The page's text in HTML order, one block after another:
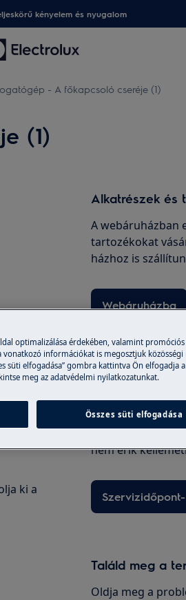
kényelem és nyugalom
- A főkapcsoló cseréje (1)
(1)
ki a
Alkatrészek és
A webáruházban
tartozékokat
házhoz is
Webáruházba
Szakszerviz
Válassza Fix áras
hibabejelentést
ezért a
nem érik
Találd meg a
Oldja meg a
optimalizálása érdekében, valamint
információkat is megosztjuk közösségi
süti elfogadása” gombra kattintva Ön elfogadja
meg az adatvédelmi nyilatkozatunkat.
Összes süti elfogadása